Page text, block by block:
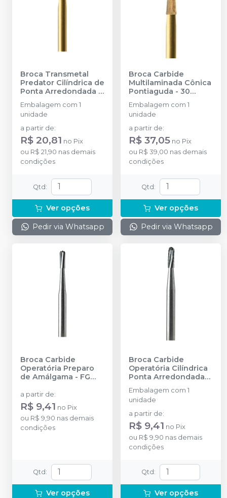
Broca Transmetal
Predator Cilíndrica de
Ponta Arredondada e
Corte Cruzado - FG
19mm-PRIMA
DENTAL BY ANGELUS
Embalagem com 1
unidade
a partir de:
R$ 20,81 no Pix
ou R$ 21,90 nas demais
condições
Qtd :
Ver opções
Pedir via Whatsapp
Broca Carbide
Multilaminada Cônica
Pontiaguda - 30
Lâminas - FG 19MM
PRIMA DENTAL BY
ANGELUS
Embalagem com 1
unidade
a partir de:
R$ 37,05 no Pix
ou R$ 39,00 nas demais
condições
Qtd :
Ver opções
Pedir via Whatsapp
Broca Carbide
Operatória Preparo
de Amálgama - FG
DENTAL BY ANGELUS
a partir de:
R$ 9,41 no Pix
ou R$ 9,90 nas demais
condições
Qtd :
Ver opções
Broca Carbide
Operatória Cilíndrica
Ponta Arredondada
Corte Cruzado - FG
19MM-PRIMA
DENTAL BY ANGELUS
Embalagem com 1
unidade
a partir de:
R$ 9,41 no Pix
ou R$ 9,90 nas demais
condições
Qtd :
Ver opções